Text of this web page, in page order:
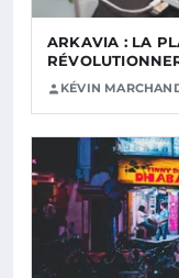
ARKAVIA : LA
KÉVIN